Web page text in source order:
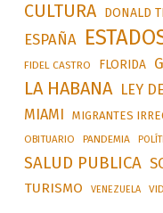
CULTURA DONALD
ESPAÑA
FIDEL CASTRO FLORIDA
LA HABANA LEY
MIAMI MIGRANTES
OBITUARIO PANDEMIA
SALUD PUBLICA
TURISMO VENEZUELA